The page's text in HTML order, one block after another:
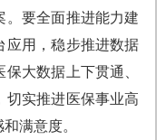
。要全面推进能力建
应用，稳步推进数据
大数据上下贯通、
切实推进医保事业高
满意度。